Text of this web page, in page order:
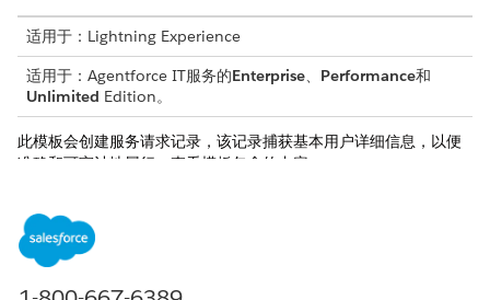
适用于：Lightning Experience
适用于：Agentforce IT服务的Enterprise、 Performance和
Unlimited Edition。
此模板会创建服务请求记录，该记录捕获基本用户详细信息，以便
准确和可审计地履行。查看模板包含的内容。
接收属性
此模板的接收表单从员工那里获取这些详细信息：